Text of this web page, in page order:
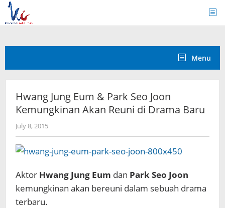
Skip
content
Menu
Hwang Jung Eum & Park Seo Joon
Kemungkinan Akan Reuni di Drama Baru
July 8, 2015by
Koreanindo
Aktor Hwang Jung Eum dan Park Seo Joon
kemungkinan akan bereuni dalam sebuah drama
terbaru.